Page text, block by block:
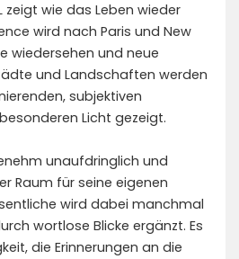
zeigt wie das Leben wieder
wird nach Paris und New
wiedersehen und neue
und Landschaften werden
subjektiven
Licht gezeigt.
unaufdringlich und
Raum für seine eigenen
wird dabei manchmal
wortlose Blicke ergänzt. Es
die Erinnerungen an die